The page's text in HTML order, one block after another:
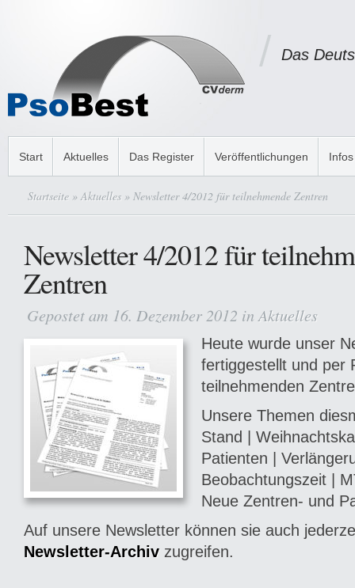
Das
Start Aktuelles Das Register Veröffentlichungen
Startseite » Aktuelles » Newsletter 4/2012 für teilnehmende Zentren
Newsletter 4/2012 für
Zentren
Gepostet am 16. Dezember 2012 in Aktuelles
Heute wurde unser
fertiggestellt und per
teilnehmenden
Unsere Themen
Stand |
Patienten |
Beobachtungszeit |
Neue Zentren- und
Auf unsere Newsletter können sie auch
Newsletter-Archiv zugreifen.